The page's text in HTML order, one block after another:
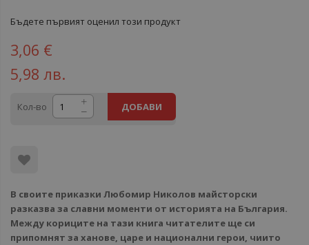
Бъдете първият оценил този продукт
3,06 €
5,98 лв.
Кол-во ДОБАВИ
В своите приказки Любомир Николов майсторски
разказва за славни моменти от историята на България.
Между кориците на тази книга читателите ще си
припомнят за ханове, царе и национални герои, чиито